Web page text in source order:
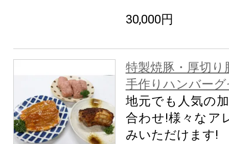
30,000円
特製焼豚・厚切
手作りハンバー
地元でも人気の
合わせ!様々なア
みいただけます!